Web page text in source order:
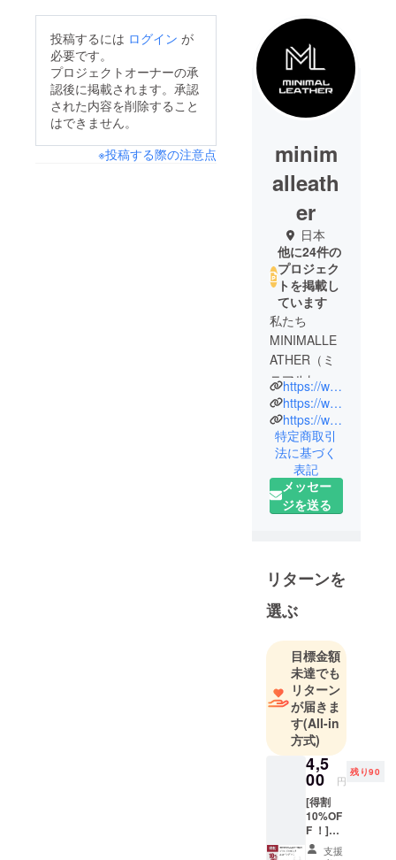
投稿するには ログイン が
必要です。
プロジェクトオーナーの承
認後に掲載されます。承認
された内容を削除すること
はできません。
※投稿する際の注意点
minim
alleath
er
日本
他に24件の
プロジェク
トを掲載し
ています
私たち
MINIMALLE
ATHER（ミ
ニマルレ
ザー）はサ
スティナブ
ルな素材で
ある本革の
良さを多く
の方に感じ
て頂くため
なプロダク
トをご提案
していま
既存の流通
では避けら
れなかった
中間マージ
ンや広告費
用の無駄を
省き、高品
質な商品を
適正な価格
でご提供い
たします。
https://www.minimalleather.jp/
https://www.instagram.com/minimal._leather/
https://www.facebook.com/profile.php?id=100087149800665
特定商取引
法に基づく
表記
メッセー
ジを送る
リターンを
選ぶ
目標金額
未達でも
リターン
が届きま
す(All-in
方式)
4,5
00 円
残り90
[得割
10%OF
F ！]先
着90名
支援